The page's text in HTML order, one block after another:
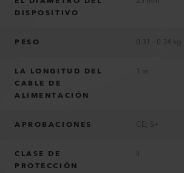
DISPOSITIVO
PESO 0.31 - 0.34 kg
LA LONGITUD DEL
CABLE DE
ALIMENTACIÓN
1 m
APROBACIONES CE; S+
CLASE DE
PROTECCIÓN
II